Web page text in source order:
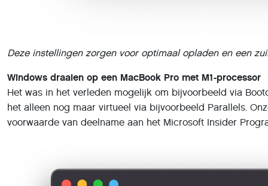
Deze instellingen zorgen voor optimaal opladen en een
Windows draaien op een MacBook Pro met M1-processor
Het was in het verleden mogelijk om bijvoorbeeld via
het alleen nog maar virtueel via bijvoorbeeld Parallels.
voorwaarde van deelname aan het Microsoft Insider